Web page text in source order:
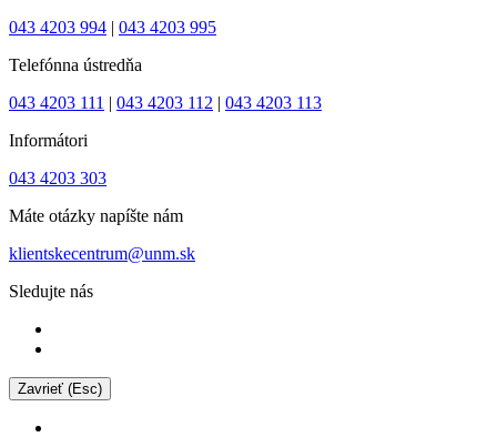
043 4203 994 | 043 4203 995
Telefónna ústredňa
043 4203 111 | 043 4203 112 | 043 4203 113
Informátori
043 4203 303
Máte otázky napíšte nám
klientskecentrum@unm.sk
Sledujte nás
Zavrieť (Esc)